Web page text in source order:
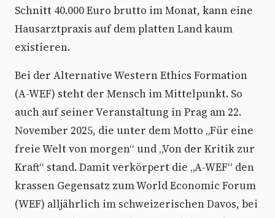
Schnitt 40.000 Euro brutto im Monat, kann eine
Hausarztpraxis auf dem platten Land kaum
existieren.
Bei der Alternative Western Ethics Formation
(A-WEF) steht der Mensch im Mittelpunkt. So
auch auf seiner Veranstaltung in Prag am 22.
November 2025, die unter dem Motto „Für eine
freie Welt von morgen“ und „Von der Kritik zur
Kraft“ stand. Damit verkörpert die „A-WEF“ den
krassen Gegensatz zum World Economic Forum
(WEF) alljährlich im schweizerischen Davos, bei